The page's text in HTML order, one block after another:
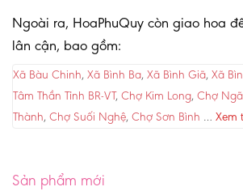
Ngoài ra, HoaPhuQuy còn giao hoa
lân cận, bao gồm:
Xã Bàu Chinh, Xã Bình Ba, Xã Bình Giã, Xã
Tâm Thần Tỉnh BR-VT, Chợ Kim Long, Chợ
Thành, Chợ Suối Nghệ, Chợ Sơn Bình … Xem
Sản phẩm mới